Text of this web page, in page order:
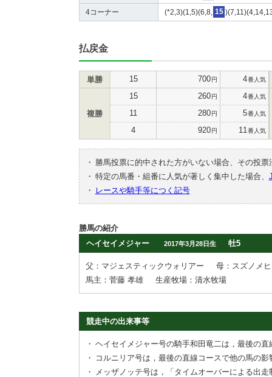
4コーナー (*2,3)(1,5)(6,8, 15
払戻金
単勝 15 700円 4番人気
複勝
15 260円 4番人気
11 280円 5番人気
4 920円 11 番人気
・
勝馬投票に的中された方がいない場合、その投
・ 特定の馬番・組番に人気が著しく集中した場合、
・
レースや騎手等につく記号
勝馬の紹介
ヘイセイメジャー
2017年3月28日生 牡5
父：マジェスティックウォリアー
母：スズノメ
馬主：菅藤 孝雄
生産牧場：清水牧場
競走中の出来事等
・ ヘイセイメジャー号の騎手和田竜二は，最後の
・
コルニリア号は，最後の直線コースで他の馬の
・
メッザノッテ号は，「タイムオーバーによる出